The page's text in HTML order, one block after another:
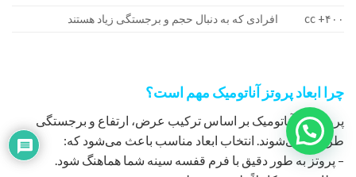
۴۰۰+ cc
افرادی که به دنبال حجم و برجستگی زیاد هستند
چرا ابعاد پروتز آناتومیک مهم است؟
پروتزهای آناتومیک بر اساس ترکیب عرض، ارتفاع و برجستگی
طراحی می‌شوند. انتخاب ابعاد مناسب باعث می‌شود که:
– پروتز به طور دقیق با فرم قفسه سینه شما هماهنگ شود.